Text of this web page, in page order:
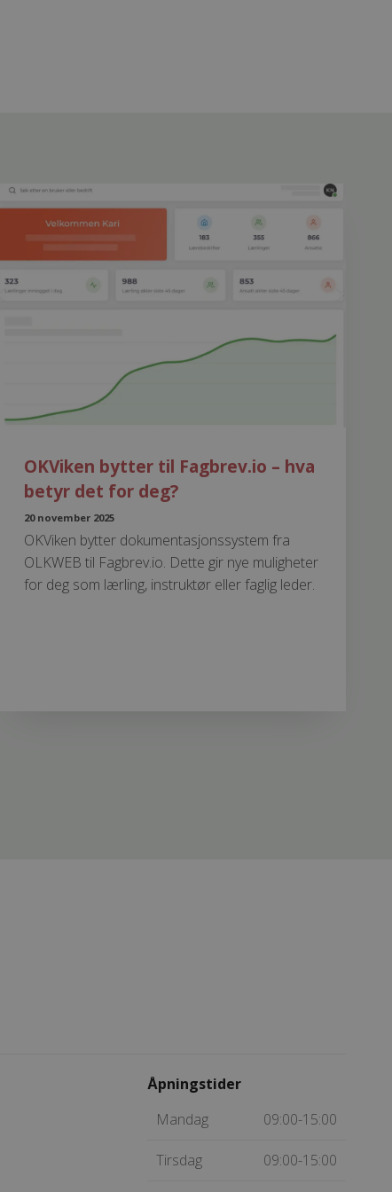
OKViken bytter til Fagbrev.io – hva
betyr det for deg?
20 november 2025
OKViken bytter dokumentasjonssystem fra
OLKWEB til Fagbrev.io. Dette gir nye muligheter
for deg som lærling, instruktør eller faglig leder.
Åpningstider
09:00-15:00
Mandag
09:00-15:00
Tirsdag